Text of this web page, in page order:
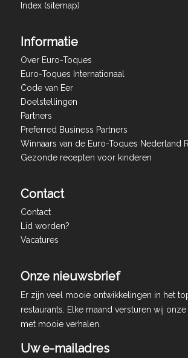
Index (sitemap)
Informatie
Over Euro-Toques
Euro-Toques Internationaal
Code van Eer
Doelstellingen
Partners
Preferred Business Partners
Winnaars van de Euro-Toques Nederland
Gezonde recepten voor kinderen
Contact
Contact
Lid worden?
Vacatures
Onze nieuwsbrief
Er zijn veel mooie ontwikkelingen in het
restaurants. Elke maand versturen wij
met mooie verhalen.
Uw e-mailadres